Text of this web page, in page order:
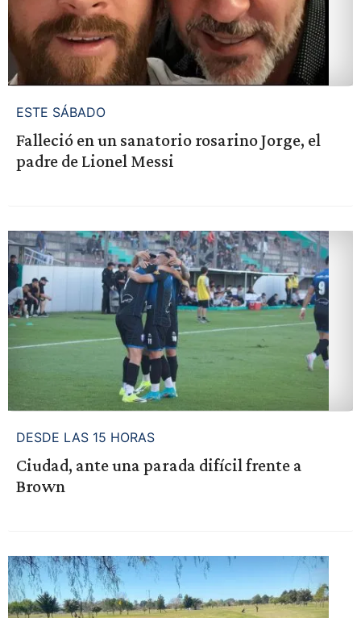
ESTE SÁBADO
Falleció en un sanatorio rosarino Jorge, el
padre de Lionel Messi
DESDE LAS 15 HORAS
Ciudad, ante una parada difícil frente a
Brown